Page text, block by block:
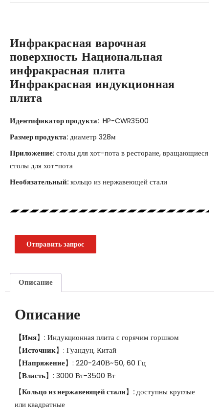
Инфракрасная варочная
поверхность Национальная
инфракрасная плита
Инфракрасная индукционная
плита
Идентификатор продукта: HP-CWR3500
Размер продукта: диаметр 328м
Приложение: столы для хот-пота в ресторане, вращающиеся
столы для хот-пота
Необязательный: кольцо из нержавеющей стали
Отправить запрос
Описание
Описание
【Имя】: Индукционная плита с горячим горшком
【Источник】: Гуандун, Китай
【Напряжение】: 220-240В~50, 60 Гц
【Власть】: 3000 Вт-3500 Вт
【Кольцо из нержавеющей стали】 : доступны круглые
или квадратные